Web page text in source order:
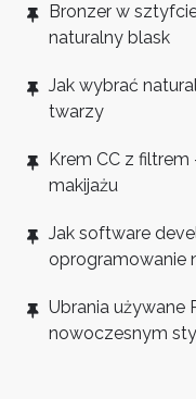
Bronzer w
naturalny blask
Jak wybrać
twarzy
Krem CC z
makijażu
Jak software
oprogramowanie
Ubrania używane
nowoczesnym